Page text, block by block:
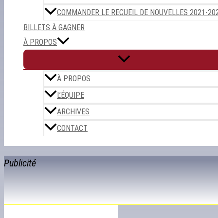
COMMANDER LE RECUEIL DE NOUVELLES 2021-
BILLETS À GAGNER
À PROPOS
À PROPOS
L’ÉQUIPE
ARCHIVES
CONTACT
Publicité